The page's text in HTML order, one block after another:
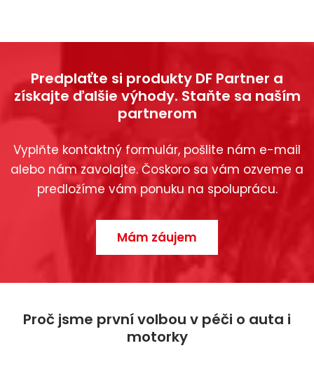
Predplaťte si produkty DF Partner a
získajte ďalšie výhody. Staňte sa naším
partnerom
Vyplňte kontaktný formulár, pošlite nám e-mail
alebo nám zavolajte. Čoskoro sa vám ozveme a
predložíme vám ponuku na spoluprácu.
Mám záujem
Proč jsme první volbou v péči o auta i
motorky